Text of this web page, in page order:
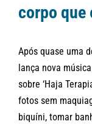
corpo que
Após quase uma
lança nova
sobre ‘Haja
fotos sem
biquíni, tomar